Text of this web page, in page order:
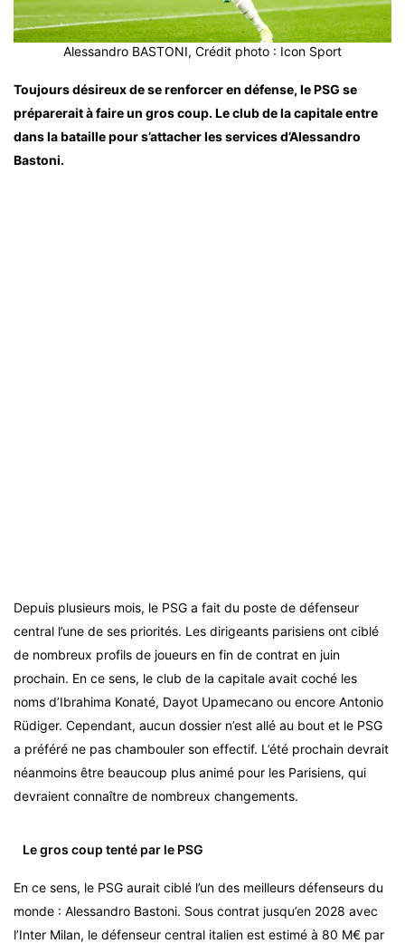
Alessandro BASTONI, Crédit photo : Icon Sport
Toujours désireux de se renforcer en défense, le PSG se
préparerait à faire un gros coup. Le club de la capitale entre
dans la bataille pour s’attacher les services d’Alessandro
Bastoni.
Depuis plusieurs mois, le PSG a fait du poste de défenseur
central l’une de ses priorités. Les dirigeants parisiens ont ciblé
de nombreux profils de joueurs en fin de contrat en juin
prochain. En ce sens, le club de la capitale avait coché les
noms d’Ibrahima Konaté, Dayot Upamecano ou encore Antonio
Rüdiger. Cependant, aucun dossier n’est allé au bout et le PSG
a préféré ne pas chambouler son effectif. L’été prochain devrait
néanmoins être beaucoup plus animé pour les Parisiens, qui
devraient connaître de nombreux changements.
Le gros coup tenté par le PSG
En ce sens, le PSG aurait ciblé l’un des meilleurs défenseurs du
monde : Alessandro Bastoni. Sous contrat jusqu’en 2028 avec
l’Inter Milan, le défenseur central italien est estimé à 80 M€ par